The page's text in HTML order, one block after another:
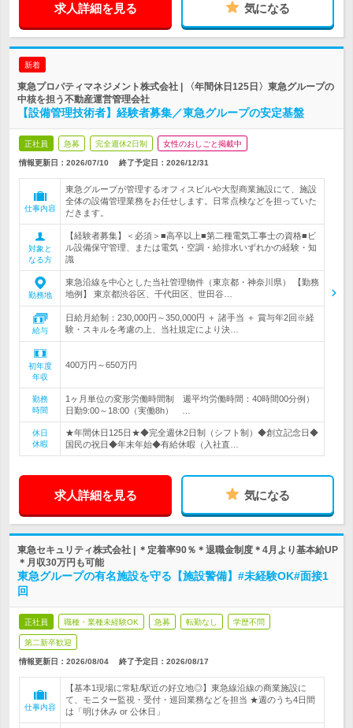
求人詳細を見る 気になる
新着
東急プロパティマネジメント株式会社 | 〈年間休日125日〉東急グループの
中核を担う不動産運営管理会社
【設備管理技術者】経験者募集／東急グループの安定基盤
正社員 急募 完全週休2日制 女性のおしごと掲載中
情報更新日：2026/07/10 終了予定日： 2026/12/31
仕事内容
東急グループが管理するオフィスビルや大型商業施設にて、施設
全体の設備管理業務をお任せします。日常点検などを担っていた
だきます。
対象と
なる方
【経験者募集】＜必須＞■高卒以上■第二種電気工事士の資格■ビ
ル設備保守管理、または電気・空調・給排水いずれかの経験・知
識
勤務地
東急沿線を中心とした当社管理物件（東京都・神奈川県） 【勤務
地例】 東京都渋谷区、千代田区、世田谷…
給与
日給月給制：230,000円～350,000円 ＋ 諸手当 ＋ 賞与年2回※経
験・スキルを考慮の上、当社規定により決…
初年度
年収
400万円～650万円
勤務
時間
1ヶ月単位の変形労働時間制 週平均労働時間：40時間00分例）
日勤9:00～18:00（実働8h） …
休日
休暇
★年間休日125日★◆完全週休2日制（シフト制）◆創立記念日◆
国民の祝日◆年末年始◆有給休暇（入社直…
求人詳細を見る 気になる
東急セキュリティ株式会社 | ＊定着率90％＊退職金制度＊4月より基本給UP
＊月収30万円も可能
東急グループの有名施設を守る【施設警備】#未経験OK#面接1
回
正社員 職種・業種未経験OK 急募 転勤なし 学歴不問
第二新卒歓迎
情報更新日：2026/08/04 終了予定日： 2026/08/17
仕事内容
【基本1現場に常駐/駅近の好立地◎】東急線沿線の商業施設に
て、モニター監視・受付・巡回業務などを担当 ★週のうち4日間
は「明け休み or 公休日」